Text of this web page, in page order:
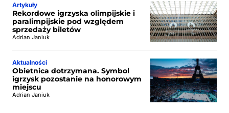
Artykuły
Rekordowe igrzyska olimpijskie i
paralimpijskie pod względem
sprzedaży biletów
Adrian Janiuk
Aktualności
Obietnica dotrzymana. Symbol
igrzysk pozostanie na honorowym
miejscu
Adrian Janiuk